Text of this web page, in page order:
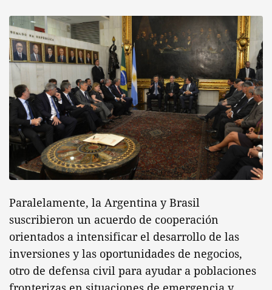
Paralelamente, la Argentina y Brasil
suscribieron un acuerdo de cooperación
orientados a intensificar el desarrollo de las
inversiones y las oportunidades de negocios,
otro de defensa civil para ayudar a poblaciones